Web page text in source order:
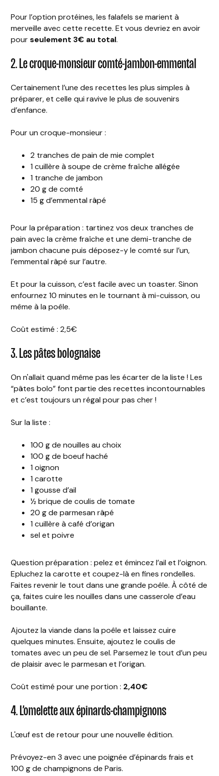
Pour l’option protéines, les falafels se marient à
merveille avec cette recette. Et vous devriez en avoir
pourseulement 3€ au total.
2. Le croque-monsieur comté-jambon-emmental
Certainement l’une des recettes les plus simples à
préparer, et celle qui ravive le plus de souvenirs
d’enfance.
Pour un croque-monsieur :
2 tranches de pain de mie complet
1 cuillère à soupe de crème fraîche allégée
1 tranche de jambon
20 g de comté
15 g d’emmental râpé
Pour la préparation : tartinez vos deux tranches de
pain avec la crème fraîche et une demi-tranche de
jambon chacune puis déposez-y le comté sur l’un,
l’emmental râpé sur l’autre.
Et pour la cuisson, c’est facile avec un toaster. Sinon
enfournez 10 minutes en le tournant à mi-cuisson, ou
même à la poêle.
Coût estimé : 2,5€
3. Les pâtes bolognaise
On n'allait quand même pas les écarter de la liste ! Les
“pâtes bolo” font partie des recettes incontournables
et c’est toujours un régal pour pas cher !
Sur la liste :
100 g de nouilles au choix
100 g de boeuf haché
1 oignon
1 carotte
1 gousse d’ail
½ brique de coulis de tomate
20 g de parmesan râpé
1 cuillère à café d’origan
sel et poivre
Question préparation : pelez et émincez l’ail et l’oignon.
Epluchez la carotte et coupez-là en fines rondelles.
Faites revenir le tout dans une grande poêle. À côté de
ça, faites cuire les nouilles dans une casserole d’eau
bouillante.
Ajoutez la viande dans la poêle et laissez cuire
quelques minutes. Ensuite, ajoutez le coulis de
tomates avec un peu de sel. Parsemez le tout d’un peu
de plaisir avec le parmesan et l’origan.
Coût estimé pour une portion : 2,40€
4. L’omelette aux épinards-champignons
L'œuf est de retour pour une nouvelle édition.
Prévoyez-en 3 avec une poignée d’épinards frais et
100 g de champignons de Paris.